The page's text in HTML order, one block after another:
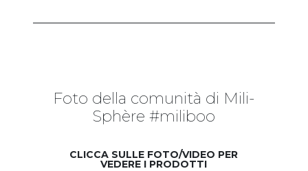
Foto della comunità di Mili-
Sphère #miliboo
CLICCA SULLE FOTO/VIDEO PER
VEDERE I PRODOTTI